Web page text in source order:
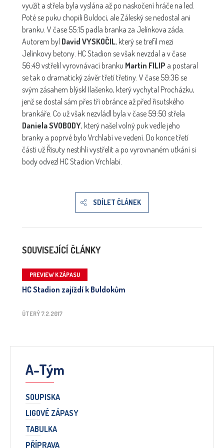
využít a střela byla vyslána až po naskočení hráče na led.
Poté se puku chopili Buldoci, ale Záleský se nedostal ani
branku. V čase 55:15 padla branka za Jelínkova záda.
Autorem byl David VYSKOČIL, který se trefil mezi
Jelínkovy betony. HC Stadion se však nevzdal a v čase
56:49 vstřelil vyrovnávací branku Martin FILIP a postaral
se tak o dramatický závěr třetí třetiny. V čase 59:36 se
svým zásahem blýskl Ilašenko, který vychytal Procházku,
jenž se dostal sám přes tři obránce až před řisutského
brankáře. Co už však nezvládl byla v čase 59:50 střela
Daniela SVOBODY, který našel volný puk vedle jeho
branky a poprvé bylo Vrchlabí ve vedení. Do konce třetí
části už Řisuty nestihli vystřelit a po vyrovnaném utkání si
body odvezl HC Stadion Vrchlabí.
SDÍLET ČLÁNEK
SOUVISEJÍCÍ ČLÁNKY
PREVIEW K ZÁPASU
HC Stadion zajíždí k Buldokům
ÚTERÝ 7.2.2017
A-Tým
SOUPISKA
LIGOVÉ ZÁPASY
TABULKA
PŘÍPRAVA